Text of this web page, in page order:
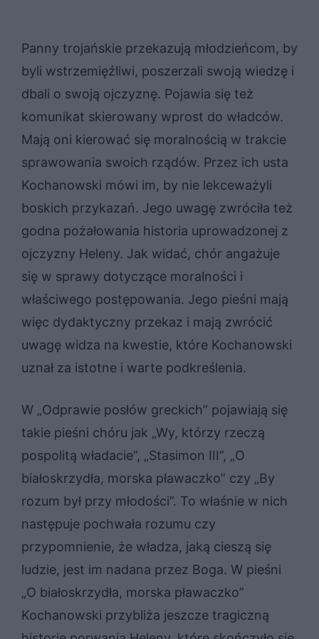
Panny trojańskie przekazują młodzieńcom, by
byli wstrzemięźliwi, poszerzali swoją wiedzę i
dbali o swoją ojczyznę. Pojawia się też
komunikat skierowany wprost do władców.
Mają oni kierować się moralnością w trakcie
sprawowania swoich rządów. Przez ich usta
Kochanowski mówi im, by nie lekceważyli
boskich przykazań. Jego uwagę zwróciła też
godna pożałowania historia uprowadzonej z
ojczyzny Heleny. Jak widać, chór angażuje
się w sprawy dotyczące moralności i
właściwego postępowania. Jego pieśni mają
więc dydaktyczny przekaz i mają zwrócić
uwagę widza na kwestie, które Kochanowski
uznał za istotne i warte podkreślenia.
W „Odprawie posłów greckich” pojawiają się
takie pieśni chóru jak „Wy, którzy rzeczą
pospolitą władacie”, „Stasimon III”, „O
białoskrzydła, morska pławaczko” czy „By
rozum był przy młodości”. To właśnie w nich
następuje pochwała rozumu czy
przypomnienie, że władza, jaką cieszą się
ludzie, jest im nadana przez Boga. W pieśni
„O białoskrzydła, morska pławaczko”
Kochanowski przybliża jeszcze tragiczną